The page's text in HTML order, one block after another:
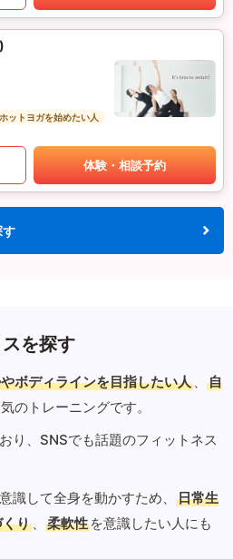
ホットヨガを始めたい人
体験・相談予約
す
を探す
ボディラインを目指したい人 、
自
のトレーニングです。
り、SNSでも話題のフィットネス
識して全身を動かすため、
日常生
り 、 柔軟性 を意識したい人にも